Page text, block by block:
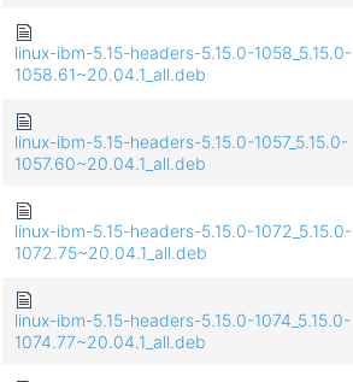
linux-ibm-5.15-headers-5.15.0-1058_5.15.0-
1058.61~20.04.1_all.deb
linux-ibm-5.15-headers-5.15.0-1057_5.15.0-
1057.60~20.04.1_all.deb
linux-ibm-5.15-headers-5.15.0-1072_5.15.0-
1072.75~20.04.1_all.deb
linux-ibm-5.15-headers-5.15.0-1074_5.15.0-
1074.77~20.04.1_all.deb